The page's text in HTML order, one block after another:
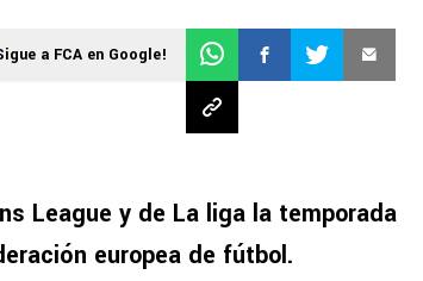
a FCA en Google!
League y de La liga la temporada
europea de fútbol.